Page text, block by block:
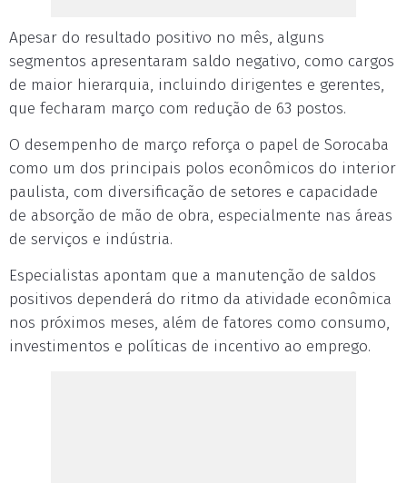
Apesar do resultado positivo no mês, alguns
segmentos apresentaram saldo negativo, como cargos
de maior hierarquia, incluindo dirigentes e gerentes,
que fecharam março com redução de 63 postos.
O desempenho de março reforça o papel de Sorocaba
como um dos principais polos econômicos do interior
paulista, com diversificação de setores e capacidade
de absorção de mão de obra, especialmente nas áreas
de serviços e indústria.
Especialistas apontam que a manutenção de saldos
positivos dependerá do ritmo da atividade econômica
nos próximos meses, além de fatores como consumo,
investimentos e políticas de incentivo ao emprego.